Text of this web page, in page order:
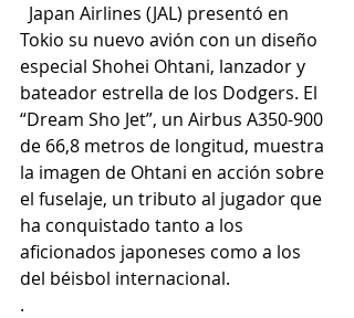
Japan Airlines (JAL) presentó en
Tokio su nuevo avión con un diseño
especial Shohei Ohtani, lanzador y
bateador estrella de los Dodgers. El
“Dream Sho Jet”, un Airbus A350-900
de 66,8 metros de longitud, muestra
la imagen de Ohtani en acción sobre
el fuselaje, un tributo al jugador que
ha conquistado tanto a los
aficionados japoneses como a los
del béisbol internacional.
.